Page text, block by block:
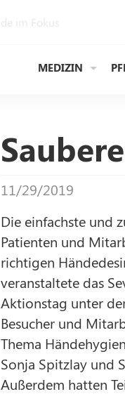
MEDIZIN
11/29/2019
Die einfachste und
Patienten und
richtigen
veranstaltete das
Aktionstag unter
Besucher und
Thema
Sonja Spitzlay und
Außerdem hatten